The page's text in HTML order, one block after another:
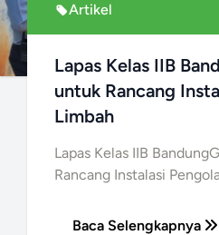
Artikel
Lapas Kelas IIB
untuk Rancang
Limbah
Lapas Kelas IIB
Rancang Instalasi
Baca Selengkapnya